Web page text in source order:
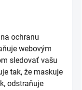
ochranu
webovým
sledovať vašu
tak, že maskuje
odstraňuje